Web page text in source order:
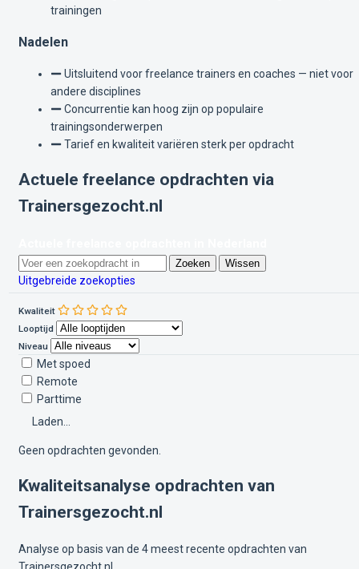
trainingen
Nadelen
Uitsluitend voor freelance trainers en coaches — niet voor
andere disciplines
Concurrentie kan hoog zijn op populaire
trainingsonderwerpen
Tarief en kwaliteit variëren sterk per opdracht
Actuele freelance opdrachten via
Trainersgezocht.nl
Zoeken Wissen
Uitgebreide zoekopties
Kwaliteit
Looptijd
Niveau
Met spoed
Remote
Parttime
Laden...
Geen opdrachten gevonden.
Kwaliteitsanalyse opdrachten van
Trainersgezocht.nl
Analyse op basis van de 4 meest recente opdrachten van
Trainersgezocht.nl.